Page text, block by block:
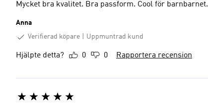
Mycket bra kvalitet. Bra passform. Cool för barnbarnet.
Anna
Verifierad köpare
Uppmuntrad kund
Hjälpte detta? 0 0 Rapportera recension